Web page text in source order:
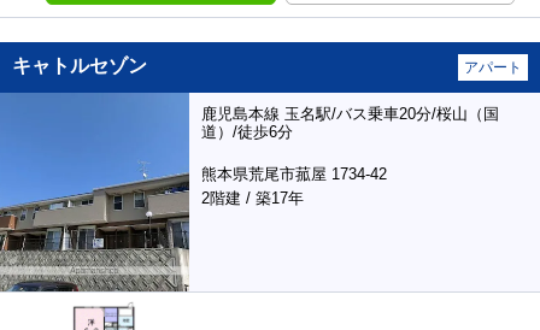
キャトルセゾン アパート
鹿児島本線 玉名駅/バス乗車20分/桜山（国
道）/徒歩6分
熊本県荒尾市菰屋 1734-42
2階建 / 築17年